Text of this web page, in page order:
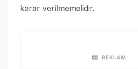
karar verilmemelidir.
REKLAM